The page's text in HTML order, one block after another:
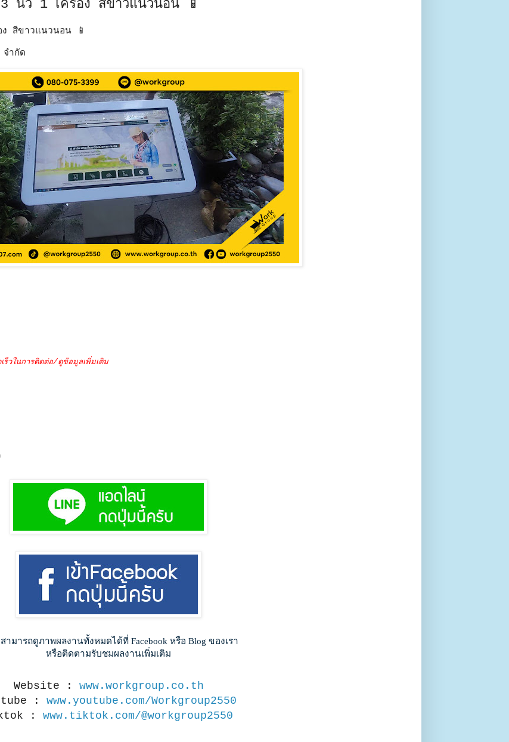
นิ้ว 1 เครื่อง สีขาวแนวนอน 📱
สีขาวแนวนอน 📱
ำกัด
วในการติดต่อ/ดูข้อมูลเพิ่มเติม
ามารถดูภาพผลงานทั้งหมดได้ที่ Facebook หรือ Blog ของเรา
หรือติดตามรับชมผลงานเพิ่มเติม
Website : www.workgroup.co.th
: www.youtube.com/Workgroup2550
: www.tiktok.com/@workgroup2550